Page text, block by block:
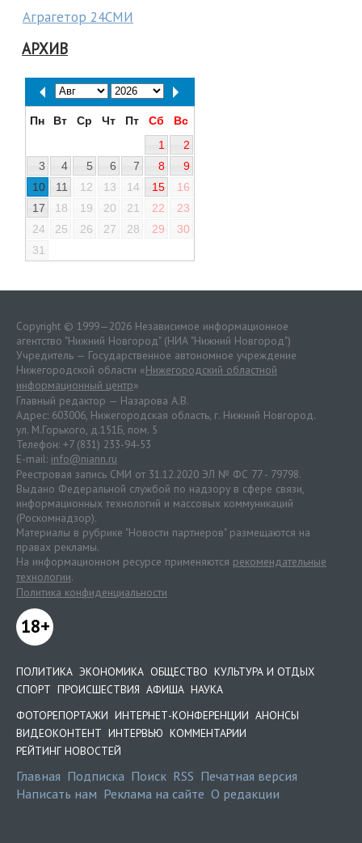
Аграгетор 24СМИ
АРХИВ
Пн Вт Ср Чт Пт Сб
Вс
1
2
3
4 5 6 7 8
9
10
11 12 13 14 15
16
17
18 19 20 21 22
23
24
25 26 27 28 29
30
31
Copyright © 1999—2026 Независимое информационное
агентство "Нижний Новгород" (НИА "Нижний Новгород")
Учредитель — Государственное автономное учреждение
Нижегородской области «Нижегородский областной
информационный центр»
Главный редактор — Назарова А.В.
Адрес: 603006, Нижегородская область, г. Нижний Новгород.
ул. М.Горького, д.151Б, пом. 5
Телефон: +7 (831) 233-94-53
E-mail: info@niann.ru
Реестровая запись СМИ от 31.12.2020 ЭЛ № ФС 77 - 79798.
Выдано Федеральной службой по надзору в сфере связи,
информационных технологий и массовых коммуникаций
(Роскомнадзор).
Материалы в рубрике "Новости партнеров" размещаются на
правах рекламы.
На информационном ресурсе применяются рекомендательные
технологии.
Политика конфиденциальности
18+
ПОЛИТИКА ЭКОНОМИКА ОБЩЕСТВО КУЛЬТУРА И ОТДЫХ
СПОРТ ПРОИСШЕСТВИЯ АФИША НАУКА
ФОТОРЕПОРТАЖИ ИНТЕРНЕТ-КОНФЕРЕНЦИИ АНОНСЫ
ВИДЕОКОНТЕНТ ИНТЕРВЬЮ КОММЕНТАРИИ
РЕЙТИНГ НОВОСТЕЙ
Главная Подписка Поиск RSS Печатная версия
Написать нам Реклама на сайте О редакции